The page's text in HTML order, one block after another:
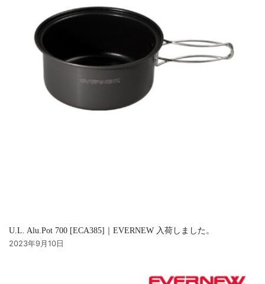
U.L. Alu.Pot 700 [ECA385]｜EVERNEW 入荷しました。
2023年9月10日